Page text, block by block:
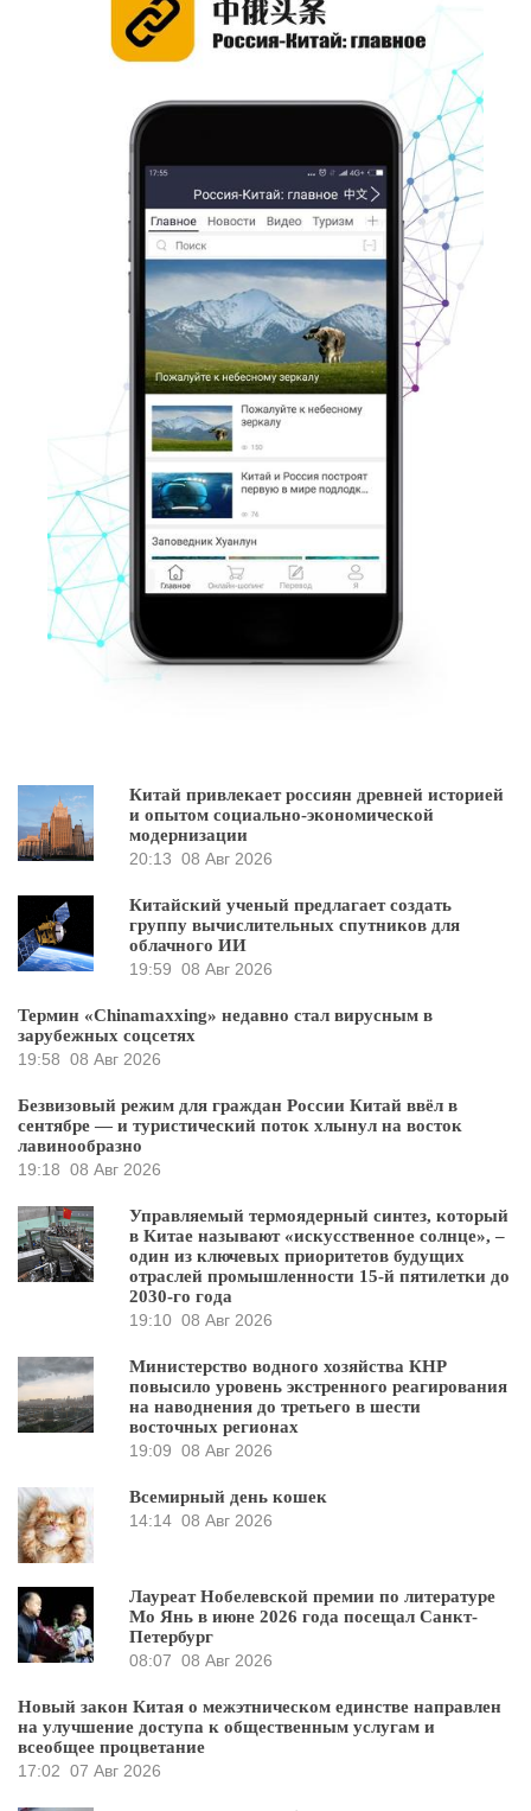
Китай привлекает россиян древней историей
и опытом социально-экономической
модернизации
20:13 08 Авг 2026
Китайский ученый предлагает создать
группу вычислительных спутников для
облачного ИИ
19:59 08 Авг 2026
Термин «Chinamaxxing» недавно стал вирусным в
зарубежных соцсетях
19:58 08 Авг 2026
Безвизовый режим для граждан России Китай ввёл в
сентябре — и туристический поток хлынул на восток
лавинообразно
19:18 08 Авг 2026
Управляемый термоядерный синтез, который
в Китае называют «искусственное солнце», –
один из ключевых приоритетов будущих
отраслей промышленности 15-й пятилетки до
2030-го года
19:10 08 Авг 2026
Министерство водного хозяйства КНР
повысило уровень экстренного реагирования
на наводнения до третьего в шести
восточных регионах
19:09 08 Авг 2026
Всемирный день кошек
14:14 08 Авг 2026
Лауреат Нобелевской премии по литературе
Мо Янь в июне 2026 года посещал Санкт-
Петербург
08:07 08 Авг 2026
Новый закон Китая о межэтническом единстве направлен
на улучшение доступа к общественным услугам и
всеобщее процветание
17:02 07 Авг 2026